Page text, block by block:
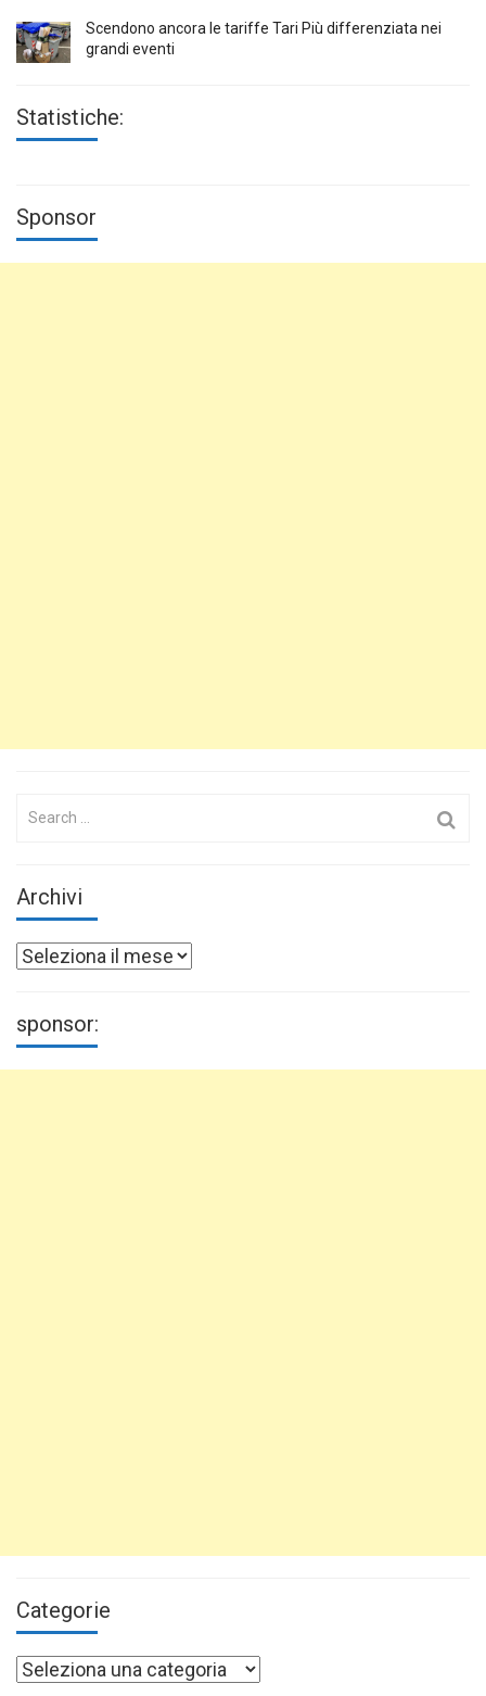
Scendono ancora le tariffe Tari Più differenziata nei
grandi eventi
Statistiche:
Sponsor
Search
Archivi
Archivi
sponsor:
Categorie
Categorie